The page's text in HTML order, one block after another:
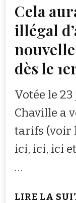
Cela
illégal
dès le
Votée le
Chaville a
tarifs (voir
ici, ici, ici
…
LIRE LA